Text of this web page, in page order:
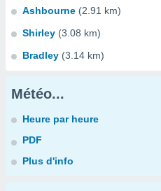
Ashbourne (2.91 km)
Shirley (3.08 km)
Bradley (3.14 km)
Météo...
Heure par heure
PDF
Plus d'info